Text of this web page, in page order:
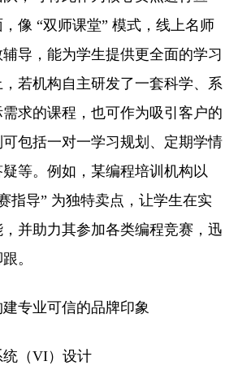
像 “双师课堂” 模式，线上名师
导，能为学生提供更全面的学习
若机构自主研发了一套科学、系
求的课程，也可作为吸引客户的
包括一对一学习规划、定期学情
等。例如，某编程培训机构以
指导” 为独特卖点，让学生在实
并助力其参加各类编程竞赛，迅
。​
专业可信的品牌印象​
统（VI）设计​